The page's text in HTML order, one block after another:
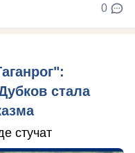
0
стала
стучат